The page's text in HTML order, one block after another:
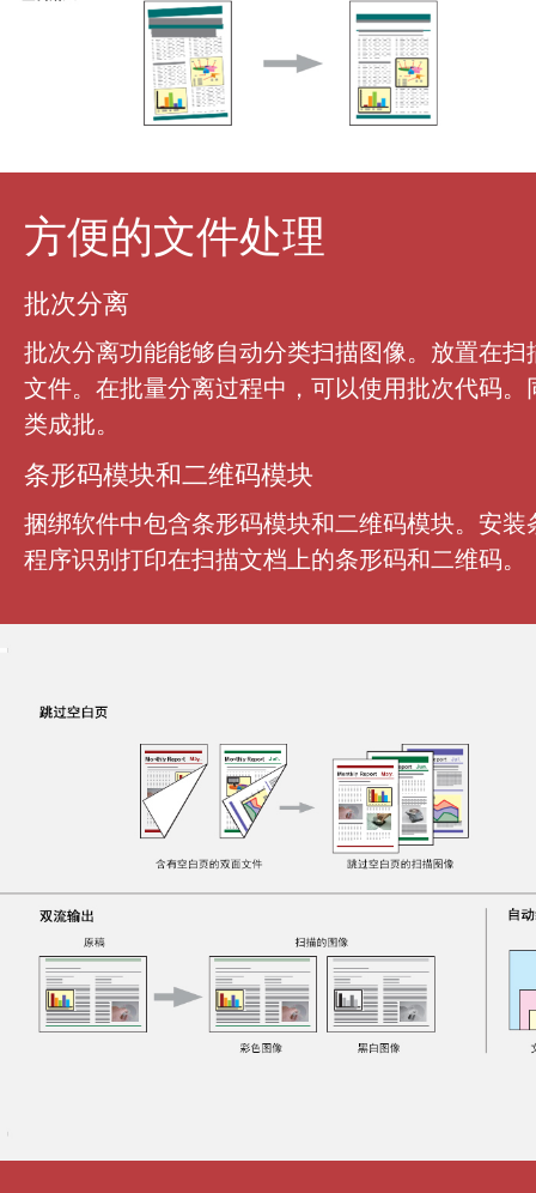
方便的文件处理
批次分离
批次分离功能能够自动分类扫描图像。放置在
文件。在批量分离过程中，可以使用批次代码
类成批。
条形码模块和二维码模块
捆绑软件中包含条形码模块和二维码模块。安
程序识别打印在扫描文档上的条形码和二维码。